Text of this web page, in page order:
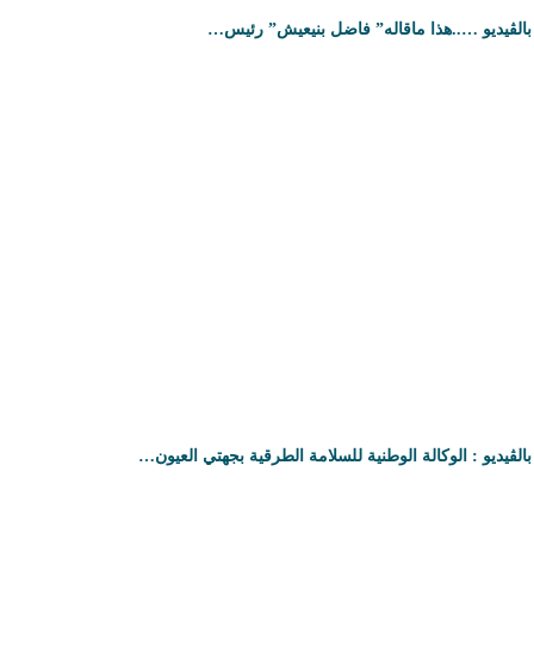
بالڤيديو …..هذا ماقاله” فاضل بنيعيش” رئيس…
بالڤيديو : الوكالة الوطنية للسلامة الطرقية بجهتي العيون…